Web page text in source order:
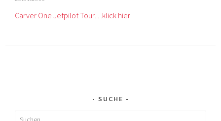
Carver One Jetpilot Tour…klick hier
SUCHE
Suchen